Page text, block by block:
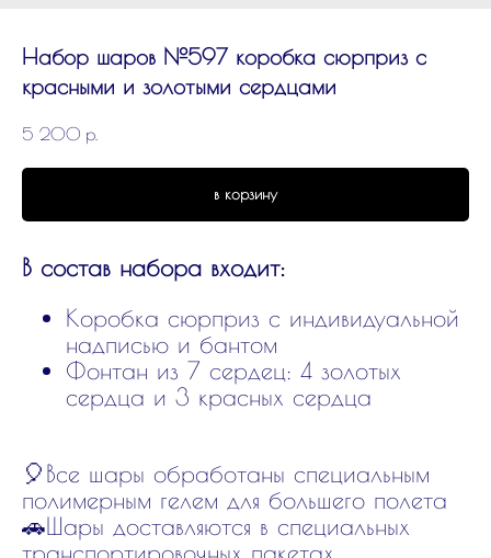
Набор шаров №597 коробка сюрприз с
красными и золотыми сердцами
5 200 р.
в корзину
В состав набора входит:
Коробка сюрприз с индивидуальной
надписью и бантом
Фонтан из 7 сердец: 4 золотых
сердца и 3 красных сердца
🎈Все шары обработаны специальным
полимерным гелем для большего полета
🚗Шары доставляются в специальных